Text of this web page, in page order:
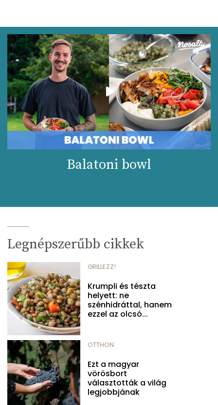
Balatoni bowl
Legnépszerűbb cikkek
GRILLEZZ!
Krumpli és tészta
helyett: ne
szénhidráttal, hanem
ezzel az olcsó...
OTTHON
Ezt a magyar
vörösbort
választották a világ
legjobbjának